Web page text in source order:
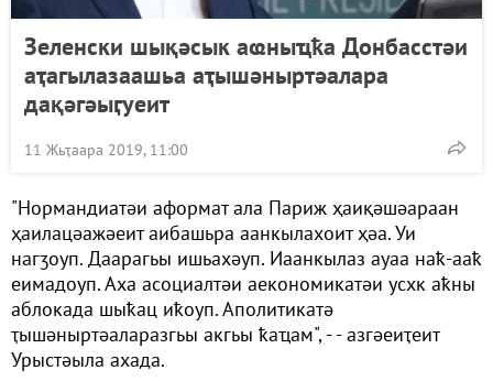
Зеленски шықәсык аҩныҵҟа Донбасстәи
аҭагылазаашьа аҭышәныртәалара
дақәгәыӷуеит
11 Жьҭаара 2019, 11:00
"Нормандиатәи аформат ала Париж ҳаиқәшәараан
ҳаилацәажәеит аибашьра аанкылахоит ҳәа. Уи
нагӡоуп. Даарагьы ишьахәуп. Иаанкылаз ауаа наҟ-ааҟ
еимадоуп. Аха асоциалтәи аекономикатәи усхк аҟны
аблокада шыҟац иҟоуп. Аполитикатә
ҭышәныртәаларазгьы акгьы ҟаҵам", - - азгәеиҭеит
Урыстәыла ахада.